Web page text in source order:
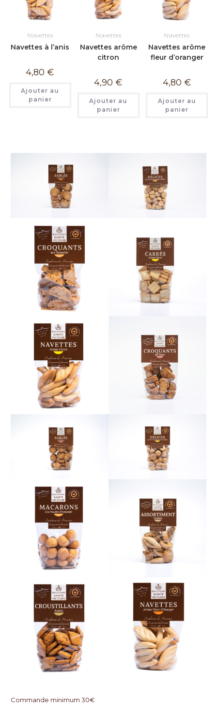
Navettes
Navettes à l’anis
4,80€
Ajouter au
panier
Navettes
Navettes arôme
citron
4,90€
Ajouter au
panier
Navettes
Navettes arôme
fleur d’oranger
4,80 €
Ajouter au
panier
Commande minimum 30€